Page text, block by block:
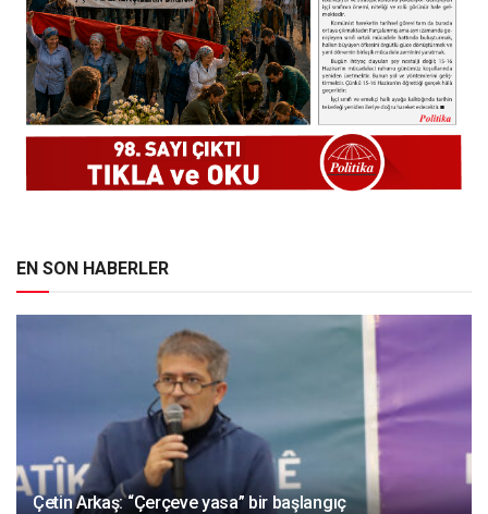
EN SON HABERLER
Çetin Arkaş: “Çerçeve yasa” bir başlangıç